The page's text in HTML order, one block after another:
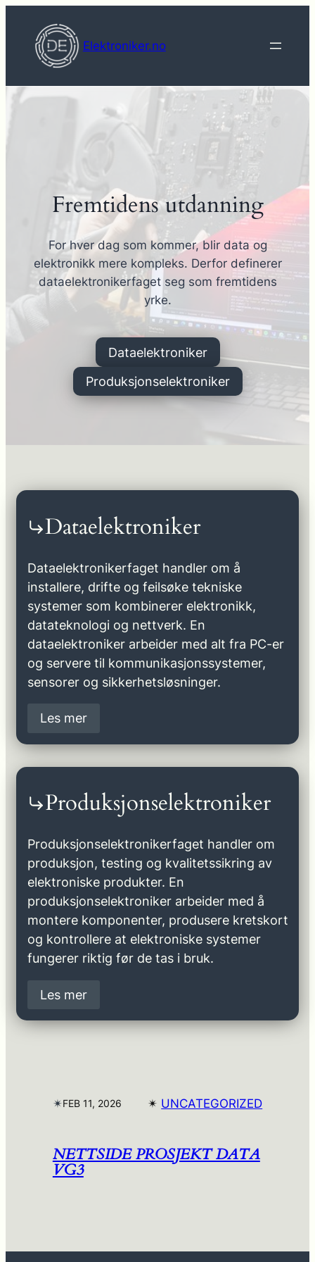
innhold
Elektroniker.no
Fremtidens utdanning
For hver dag som kommer, blir data og
elektronikk mere kompleks. Derfor definerer
dataelektronikerfaget seg som fremtidens
yrke.
Dataelektroniker
Produksjonselektroniker
Dataelektroniker
Dataelektronikerfaget handler om å
installere, drifte og feilsøke tekniske
systemer som kombinerer elektronikk,
datateknologi og nettverk. En
dataelektroniker arbeider med alt fra PC-er
og servere til kommunikasjonssystemer,
sensorer og sikkerhetsløsninger.
Les mer
Produksjonselektroniker
Produksjonselektronikerfaget handler om
produksjon, testing og kvalitetssikring av
elektroniske produkter. En
produksjonselektroniker arbeider med å
montere komponenter, produsere kretskort
og kontrollere at elektroniske systemer
fungerer riktig før de tas i bruk.
Les mer
✴︎FEB 11, 2026 ✴︎ UNCATEGORIZED
NETTSIDE PROSJEKT DATA
VG3